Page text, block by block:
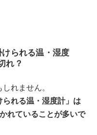
けられる温・湿度
れ？
れません。
れる温・湿度計」は
れていることが多いで